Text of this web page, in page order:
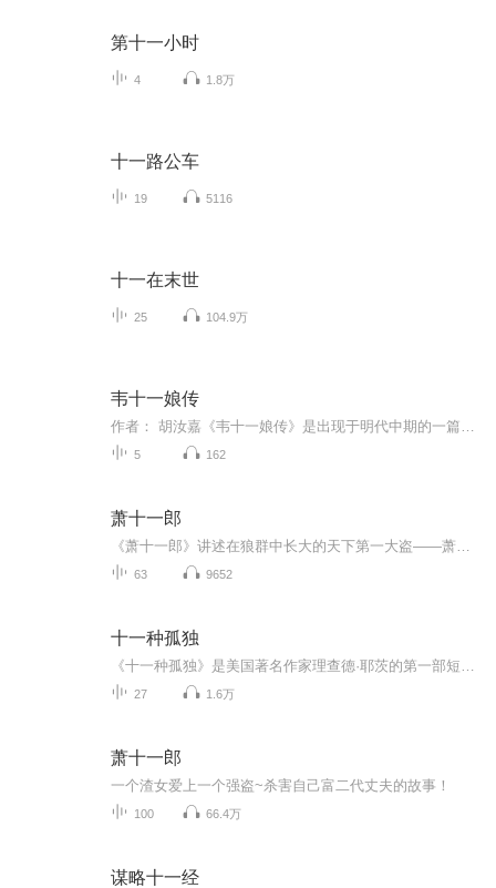
第十一小时
4 1.8万
十一路公车
19 5116
十一在末世
25 104.9万
韦十一娘传
5 162
萧十一郎
63 9652
十一种孤独
27 1.6万
萧十一郎
一个渣女爱上一个强盗~杀害自己富二代丈夫的故事！
100 66.4万
谋略十一经